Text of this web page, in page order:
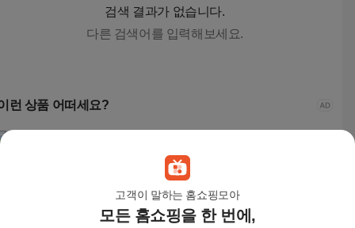
고객이 말하는 홈쇼핑모아
모든 홈쇼핑을 한 번에,
검색 결과가 없습니다.
다른 검색어를 입력해보세요.
런 상품 어떠세요?